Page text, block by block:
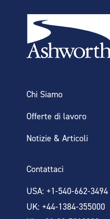
HAI
Chi Siamo
Offerte di lavoro
Notizie & Articoli
Contattaci
USA: +1-540-662-3494
UK: +44-1384-355000